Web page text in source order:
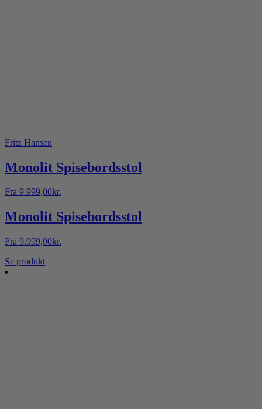
Fritz Hansen
Monolit Spisebordsstol
Fra 9.999,00kr.
Monolit Spisebordsstol
Fra 9.999,00kr.
Se produkt